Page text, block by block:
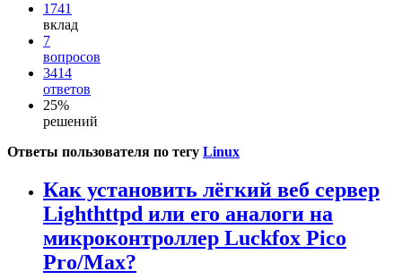
1741
вклад
7
вопросов
3414
ответов
25%
решений
Ответы пользователя по тегу Linux
Как установить лёгкий веб сервер
Lighthttpd или его аналоги на
микроконтроллер Luckfox Pico
Pro/Max?